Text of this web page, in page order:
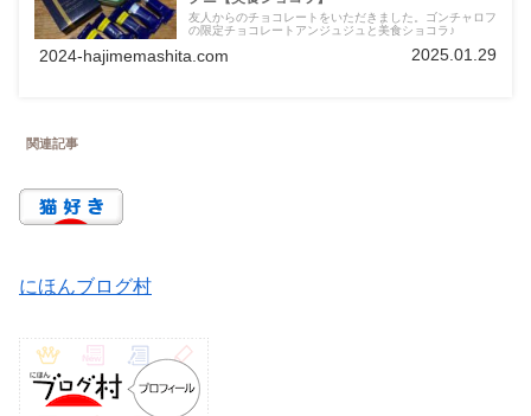
友人からのチョコレートをいただきました。ゴンチャロフ
の限定チョコレートアンジュジュと美食ショコラ♪
2024-hajimemashita.com 2025.01.29
関連記事
にほんブログ村